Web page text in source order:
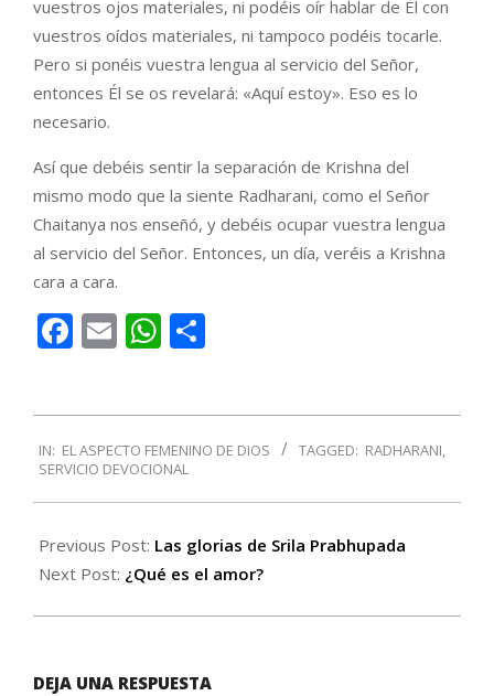
vuestros ojos materiales, ni podéis oír hablar de Él con
vuestros oídos materiales, ni tampoco podéis tocarle.
Pero si ponéis vuestra lengua al servicio del Señor,
entonces Él se os revelará: «Aquí estoy». Eso es lo
necesario.
Así que debéis sentir la separación de Krishna del
mismo modo que la siente Radharani, como el Señor
Chaitanya nos enseñó, y debéis ocupar vuestra lengua
al servicio del Señor. Entonces, un día, veréis a Krishna
cara a cara.
Facebook
EmailWhatsApp
08-
IN: EL ASPECTO FEMENINO DE DIOS TAGGED: RADHARANI,
SERVICIO DEVOCIONAL
Previous Post: Las glorias de Srila Prabhupada
Next Post: ¿Qué es el amor?
DEJA UNA RESPUESTA